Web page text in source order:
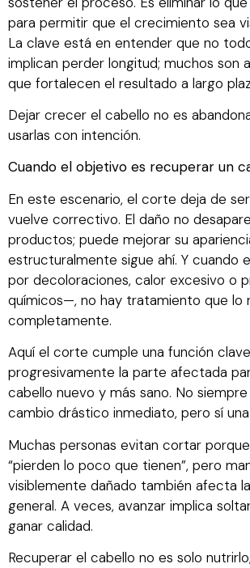
para permitir que el crecimiento sea
La clave está en entender que no
implican perder longitud; muchos son
que fortalecen el resultado a largo
Dejar crecer el cabello no es
usarlas con intención.
Cuando el objetivo es recuperar un
En este escenario, el corte deja de
vuelve correctivo. El daño no
productos; puede mejorar su
estructuralmente sigue ahí. Y cuando
por decoloraciones, calor excesivo o
químicos—, no hay tratamiento que lo
completamente.
Aquí el corte cumple una función
progresivamente la parte afectada
cabello nuevo y más sano. No
cambio drástico inmediato, pero sí
Muchas personas evitan cortar
“pierden lo poco que tienen”, pero
visiblemente dañado también afecta
general. A veces, avanzar implica
ganar calidad.
Recuperar el cabello no es solo